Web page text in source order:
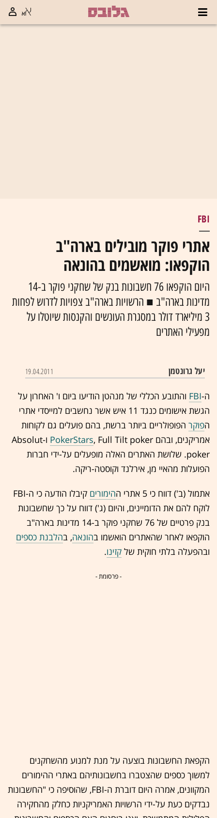
FBI
אתרי פוקר מובילים בארה"ב
הוקפאו: מואשמים בהונאה
היום הוקפאו 76 חשבונות בנק של שחקני פוקר ב-14
מדינות בארה"ב ■ הרשויות בארה"ב צפויות לדרוש לפחות
3 מיליארד דולר במסגרת העונשים והקנסות שיוטלו על
מפעילי האתרים
יעל גרונטמן 19.04.2011
ה-FBI והתובע הכללי של מנהטן הודיעו ביום ו' האחרון על
הגשת אישומים כנגד 11 איש אשר נחשבים למייסדי אתרי
הפוקר הפופולריים ביותר ברשת, בהם פועלים גם לקוחות
אמריקנים, ובהם
PokerStars
, Full Tilt poker ו-Absolut
poker. שלושת האתרים האלה מופעלים על-ידי חברות
הפועלות מהאיי מן, אירלנד וקוסטה-ריקה.
אתמול (ב') דווח כי 5 אתרי ה הימורים
קיבלו הודעה כי ה-FBI
לוקח להם את הדומיינים, והיום (ג') דווח על כך שחשבונות
בנק פרטיים של 76 שחקני פוקר ב-14 מדינות בארה"ב
הוקפאו לאחר שהאתרים הואשמו בהונאה, בהלבנת כספים
ובהפעלה בלתי חוקית של קזינו.
- פרסומת -
הקפאת החשבונות בוצעה על מנת למנוע מהשחקנים
למשוך כספים שהצטברו בחשבונותיהם באתרי ההימורים
המקוונים, אמרה היום דוברת ה-FBI, שהוסיפה כי "החשבונות
נבדקים כעת על-ידי הרשויות האמריקניות כחלק מהחקירה